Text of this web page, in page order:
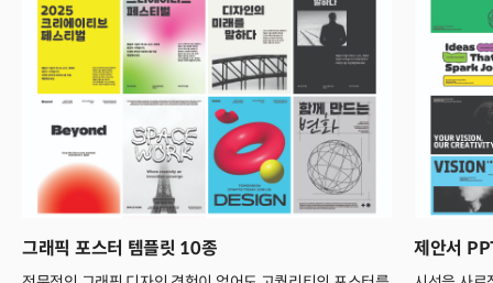
그래픽 포스터 템플릿 10종 제안서